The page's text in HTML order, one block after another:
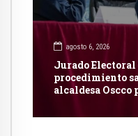
agosto 6, 2026
Jurado
procedimiento
alcaldesa Oscco